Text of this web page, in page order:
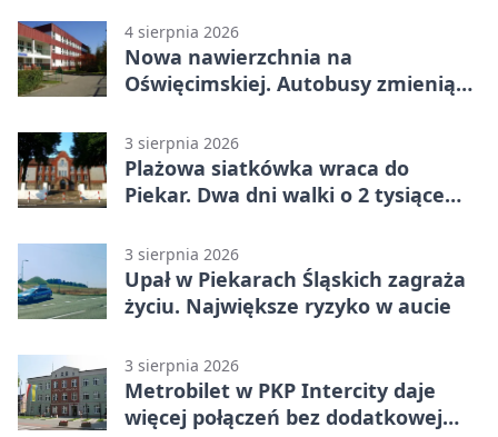
4 sierpnia 2026
Nowa nawierzchnia na
Oświęcimskiej. Autobusy zmienią
3 sierpnia 2026
Plażowa siatkówka wraca do
Piekar. Dwa dni walki o 2 tysiące
3 sierpnia 2026
Upał w Piekarach Śląskich zagraża
życiu. Największe ryzyko w aucie
3 sierpnia 2026
Metrobilet w PKP Intercity daje
więcej połączeń bez dodatkowej